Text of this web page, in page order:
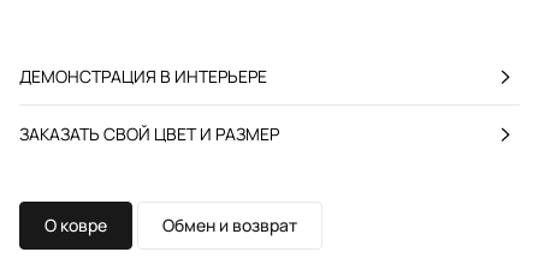
ДЕМОНСТРАЦИЯ В ИНТЕРЬЕРЕ
ЗАКАЗАТЬ СВОЙ ЦВЕТ И РАЗМЕР
О ковре Обмен и возврат